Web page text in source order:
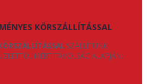
KÖRSZÁLLÍTÁSSAL
SZÁLLÍTUNK
MÉRT TÁVOLSÁG ALAPJÁN: